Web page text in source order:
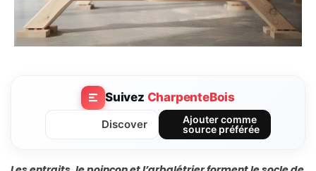
Suivez CharpenteBois
Discover
Ajouter comme
source préférée